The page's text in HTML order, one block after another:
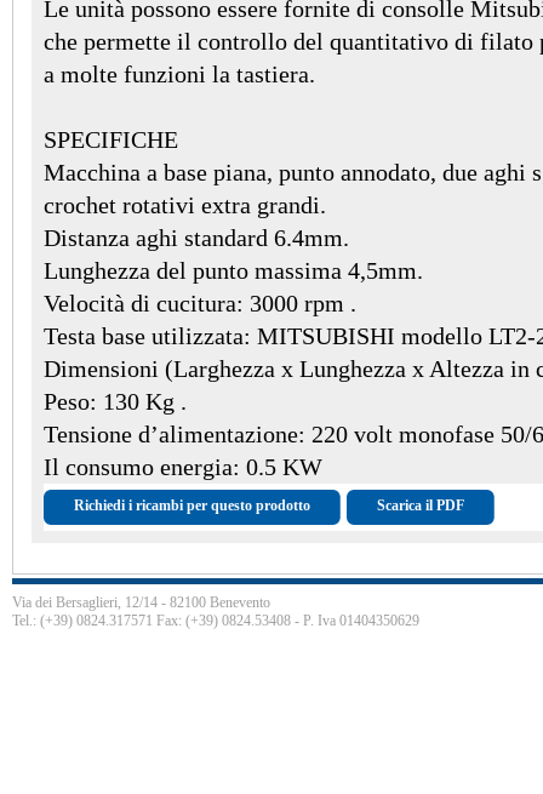
Le unità possono essere fornite di consolle
che permette il controllo del quantitativo di filato
a molte funzioni la tastiera.
SPECIFICHE
Macchina a base piana, punto annodato, due
crochet rotativi extra grandi.
Distanza aghi standard 6.4mm.
Lunghezza del punto massima 4,5mm.
Velocità di cucitura: 3000 rpm .
Testa base utilizzata: MITSUBISHI modello LT2-
Dimensioni (Larghezza x Lunghezza x Altezza in
Peso: 130 Kg .
Tensione d’alimentazione: 220 volt monofase 50/
Il consumo energia: 0.5 KW
Richiedi i ricambi per questo prodotto Scarica il PDF
Via dei Bersaglieri, 12/14 - 82100 Benevento
Tel.: (+39) 0824.317571 Fax: (+39) 0824.53408 - P. Iva 01404350629